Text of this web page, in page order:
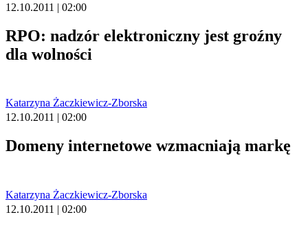
12.10.2011 | 02:00
RPO: nadzór elektroniczny jest groźny
dla wolności
Katarzyna Żaczkiewicz-Zborska
12.10.2011 | 02:00
Domeny internetowe wzmacniają markę
Katarzyna Żaczkiewicz-Zborska
12.10.2011 | 02:00